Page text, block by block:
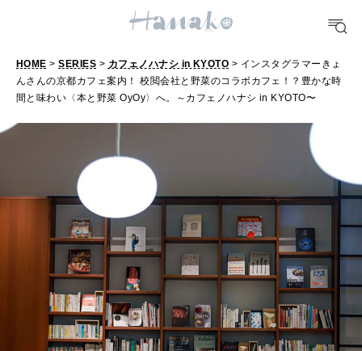
TRAVEL
[12星座別] Weekly Holoscope
[12星座別] Monthly Love Holoscope
女神まり愛のタロットメッセージ
算命学がわかる今月のあなた
HEALTH
自分にやさしく
LEARN
知る、考える
HOME >SERIES > カフェノハナシ in KYOTO > インスタグラマーきょ
んさんの京都カフェ案内！ 校閲会社と野菜のコラボカフェ！？豊かな時
間と味わい〈本と野菜 OyOy〉へ。～カフェノハナシ in KYOTO〜